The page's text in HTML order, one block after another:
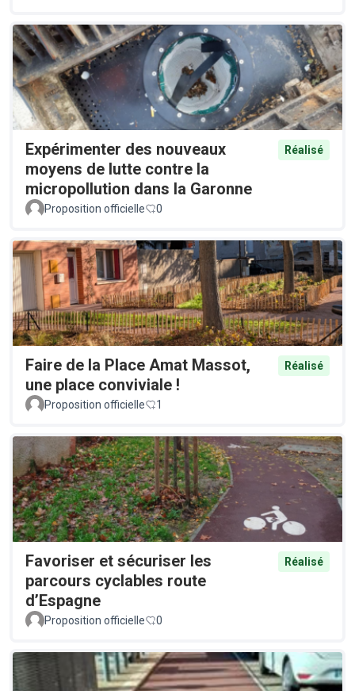
Expérimenter des nouveaux
moyens de lutte contre la
micropollution dans la Garonne
Réalisé
Proposition officielle 0
Faire de la Place Amat Massot,
une place conviviale !
Réalisé
Proposition officielle 1
Favoriser et sécuriser les
parcours cyclables route
d’Espagne
Réalisé
Proposition officielle 0